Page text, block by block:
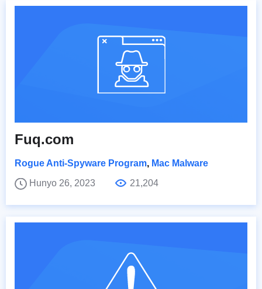
Fuq.com
Rogue Anti-Spyware Program, Mac Malware
Hunyo 26, 2023
21,204